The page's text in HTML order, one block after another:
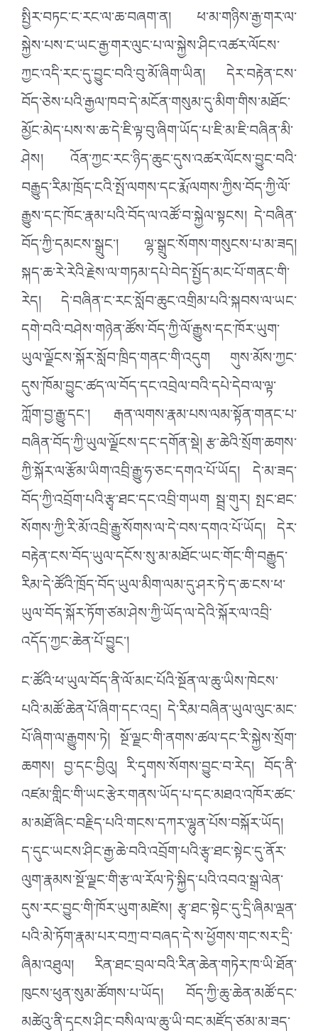
སྤྱིར་བཏང་ང་རང་ལ་ཆ་བཞག་ན། ཕ་མ་གཉིས་རྒྱ་གར་ལ་
སྐྱེས་པས་ང་ཡང་རྒྱ་གར་ལུང་པ་ལ་སྐྱེས་ཤིང་འཚར་ལོངས་
ཀྱང་འདི་རང་དུ་བྱུང་བའི་བུ་མོ་ཞིག་ཡིན། དེར་བརྟེན་ངས་
བོད་ཅེས་པའི་རྒྱལ་ཁབ་དེ་མངོན་གསུམ་དུ་མིག་གིས་མཐོང་
མྱོང་མེད་པས་ས་ཆ་དེ་ཇི་ལྟ་བུ་ཞིག་ཡོད་པ་ཇི་མ་ཇི་བཞིན་མི་
ཤེས། འོན་ཀྱང་རང་ཉིད་ཆུང་དུས་འཚར་ལོངས་བྱུང་བའི་
བརྒྱུད་རིམ་ཁྲོད་ངའི་སྤོ་ལགས་དང་རྨོ་ལགས་ཀྱིས་བོད་ཀྱི་ལོ་
རྒྱུས་དང་ཁོང་རྣམ་པའི་བོད་ལ་འཚོ་བ་སྐྱེལ་སྟངས། དེ་བཞིན་
བོད་ཀྱི་དམངས་སྒྲུང་། ལྷ་སྒྲུང་སོགས་གསུངས་པ་མ་ཟད།
སྐད་ཆ་རེ་རེའི་རྗེས་ལ་གཏམ་དཔེ་བེད་སྤྱོད་མང་པོ་གནང་གི་
རེད། དེ་བཞིན་ང་རང་སློབ་ཆུང་འགྲིམ་པའི་སྐབས་ལ་ཡང་
དགེ་བའི་བཤེས་གཉེན་ཚོས་བོད་ཀྱི་ལོ་རྒྱུས་དང་ཁོར་ཡུག་
ཡུལ་ལྗོངས་སྐོར་སློབ་ཁྲིད་གནང་གི་འདུག གུས་མོས་ཀྱང་
དུས་ཁོམ་བྱུང་ཚད་ལ་བོད་དང་འབྲེལ་བའི་དཔེ་དེབ་ལ་ལྟ་
ཀློག་བྱ་རྒྱུ་དང་། རྒན་ལགས་རྣམ་པས་ལམ་སྟོན་གནང་པ་
བཞིན་བོད་ཀྱི་ཡུལ་ལྗོངས་དང་དགོན་སྡེ། རྩ་ཆེའི་སྲོག་ཆགས་
ཀྱི་སྐོར་ལ་རྩོམ་ཡིག་འབྲི་རྒྱུ་ཧ་ཅང་དགའ་པོ་ཡོད། དེ་མ་ཟད་
བོད་ཀྱི་འབྲོག་པའི་རྩྭ་ཐང་དང་འབྲི་གཡག སྦྲ་གུར། སྤང་ཐང་
སོགས་ཀྱི་རི་མོ་འབྲི་རྒྱུ་སོགས་ལ་དེ་བས་དགའ་པོ་ཡོད། དེར་
བརྟེན་ངས་བོད་ཡུལ་དངོས་སུ་མ་མཐོང་ཡང་གོང་གི་བརྒྱུད་
རིམ་དེ་ཚོའི་ཁྲོད་བོད་ཡུལ་མིག་ལམ་དུ་ཤར་ཏེ་ད་ཆ་ངས་ཕ་
ཡུལ་བོད་སྐོར་ཏོག་ཙམ་ཤེས་ཀྱི་ཡོད་ལ་དེའི་སྐོར་ལ་འབྲི་
འདོད་ཀྱང་ཆེན་པོ་བྱུང་།
ང་ཚོའི་ཕ་ཡུལ་བོད་ནི་ལོ་མང་པོའི་སྔོན་ལ་ཆུ་ཡིས་ཁེངས་
པའི་མཚོ་ཆེན་པོ་ཞིག་དང་འདྲ། དེ་རིམ་བཞིན་ཡུལ་ལུང་མང་
པོ་ཞིག་ལ་རྒྱུགས་ཏེ། སྔོ་ལྗང་གི་ནགས་ཚལ་དང་རི་སྐྱེས་སྲོག་
ཆགས། བྱ་དང་བྱིའུ། རི་དྭགས་སོགས་བྱུང་བ་རེད། བོད་ནི་
འཛམ་གླིང་གི་ཡང་རྩེར་གནས་ཡོད་པ་དང་མཐའ་འཁོར་ཚང་
མ་མཐོ་ཞིང་བརྗིད་པའི་གངས་དཀར་ལྷུན་པོས་བསྐོར་ཡོད།
ད་དུང་ཡངས་ཤིང་རྒྱ་ཆེ་བའི་འབྲོག་པའི་རྩྭ་ཐང་སྟེང་དུ་ནོར་
ལུག་རྣམས་སྔོ་ལྗང་གི་རྩ་ལ་རོལ་ཏེ་སྐྱིད་པའི་འབའ་སྒྲ་ལེན་
དུས་རང་བྱུང་གི་ཁོར་ཡུག་མཛེས། རྩྭ་ཐང་སྟེང་དུ་དྲི་ཞིམ་ལྡན་
པའི་མེ་ཏོག་རྣམ་པར་བཀྲ་བ་བཞད་དེ་ས་ཕྱོགས་གང་སར་དྲི་
ཞིམ་འཐུལ། རིན་ཐང་བྲལ་བའི་རིན་ཆེན་གཏེར་ཁ་ཡི་ཐོན་
ཁུངས་ཕུན་སུམ་ཚོགས་པ་ཡོད། བོད་ཀྱི་ཆུ་ཆེན་མཚོ་དང་